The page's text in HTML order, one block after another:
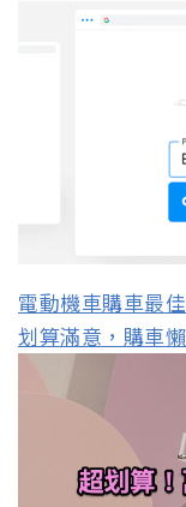
電動機車購車最
划算滿意，購車